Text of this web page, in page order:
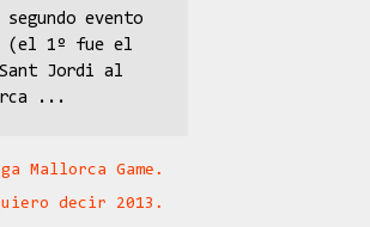
evento
(el 1º fue el
Jordi al
...
Mallorca Game.
decir 2013.